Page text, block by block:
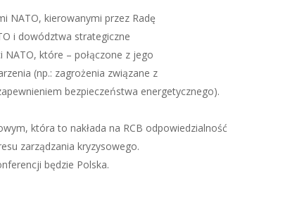
NATO, kierowanymi przez Radę
i dowództwa strategiczne
które – połączone z jego
(np.: zagrożenia związane z
bezpieczeństwa energetycznego).
która to nakłada na RCB odpowiedzialność
zarządzania kryzysowego.
będzie Polska.